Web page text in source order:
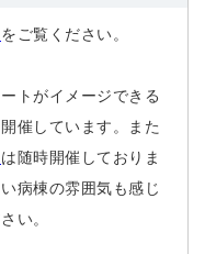
をご覧ください。
トがイメージできる
催しています。また
は随時開催しておりま
病棟の雰囲気も感じ
い。